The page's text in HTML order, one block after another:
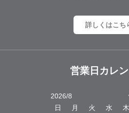
詳しくはこち
営業日カレ
2026/8
日
月 火 水 木